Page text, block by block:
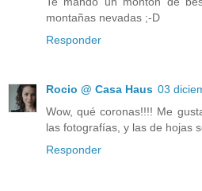
montañas nevadas ;-D
Responder
Rocio @ Casa Haus 03
Wow, qué coronas!!!! Me
las fotografías, y las de hojas
Responder